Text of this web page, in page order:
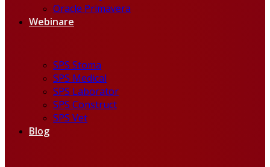
Oracle Primavera
Webinare
SPS Stoma
SPS Medical
SPS Laborator
SPS Construct
SPS Vet
Blog